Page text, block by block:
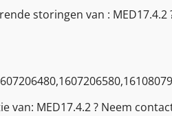
storingen van :
MED17.4.2 ? Neem